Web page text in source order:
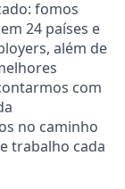
fomos
24 países e
além de
com
no caminho
trabalho cada